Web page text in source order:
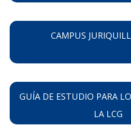
CAMPUS
GUÍA DE ESTUDIO PARA
LA LCG